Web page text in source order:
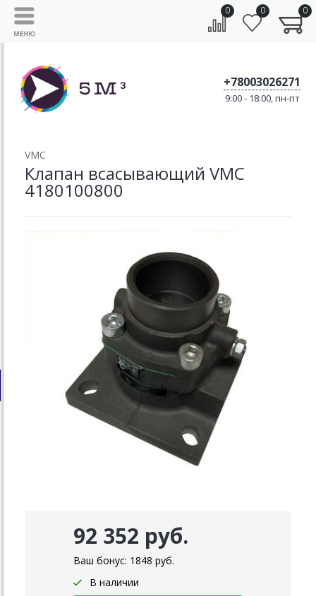
0 0 0
+78003026271
9:00 - 18:00, пн-пт
VMC
Клапан всасывающий VMC
4180100800
92 352 руб.
Ваш бонус: 1848 руб.
В наличии